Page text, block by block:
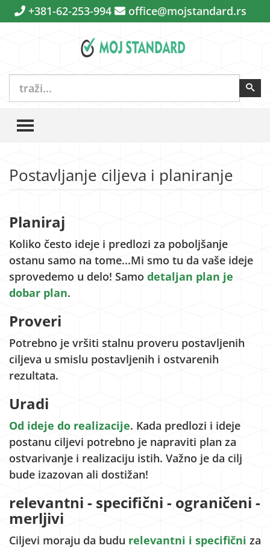
+381-62-253-994 office@mojstandard.rs
traži...
TOGGLE MENU
Postavljanje ciljeva i planiranje
Planiraj
Koliko često ideje i predlozi za poboljšanje
ostanu samo na tome...Mi smo tu da vaše ideje
sprovedemo u delo! Samo detaljan plan je
dobar plan.
Proveri
Potrebno je vršiti stalnu proveru postavljenih
ciljeva u smislu postavljenih i ostvarenih
rezultata.
Uradi
Od ideje do realizacije. Kada predlozi i ideje
postanu ciljevi potrebno je napraviti plan za
ostvarivanje i realizaciju istih. Važno je da cilj
bude izazovan ali dostižan!
relevantni - specifični - ograničeni -
merljivi
Ciljevi moraju da budu relevantni i specifični za